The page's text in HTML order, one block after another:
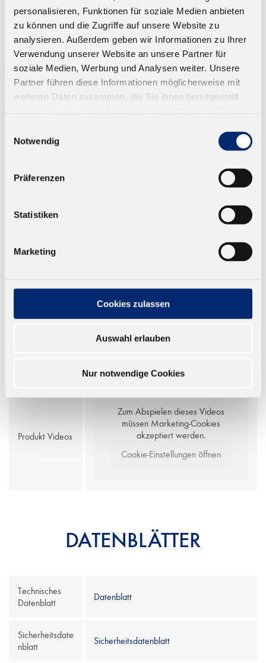
personalisieren, Funktionen für soziale Medien anbieten
zu können und die Zugriffe auf unsere Website zu
analysieren. Außerdem geben wir Informationen zu Ihrer
Verwendung unserer Website an unsere Partner für
soziale Medien, Werbung und Analysen weiter. Unsere
Partner führen diese Informationen möglicherweise mit
weiteren Daten zusammen, die Sie ihnen bereitgestellt
Notwendig
Präferenzen
Statistiken
Marketing
Cookies zulassen
Auswahl erlauben
Nur notwendige Cookies
ANWENDUNGSGEBIETE
Reinigung von Schmelz- und Auftragsgeräten
bei wechselndem Einsatz von reaktiven PUR -
Schmelzklebstoffen und anderen nicht reaktiven
TECHNISCHE DETAILS
VIDEOS
Produkt Videos
Zum Abspielen dieses Videos
müssen Marketing-Cookies
akzeptiert werden.
Cookie-Einstellungen öffnen
DATENBLÄTTER
Technisches
Datenblatt
Datenblatt
Sicherheitsdate
nblatt
Sicherheitsdatenblatt